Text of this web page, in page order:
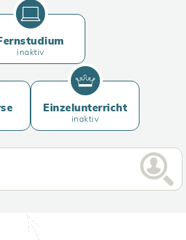
inaktiv
Einzelunterricht
inaktiv